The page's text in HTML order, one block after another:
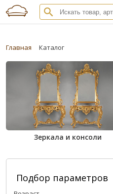
Главная Каталог
Зеркала и консоли
Подбор параметров